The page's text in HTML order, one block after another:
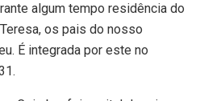
algum tempo residência do
os pais do nosso
É integrada por este no